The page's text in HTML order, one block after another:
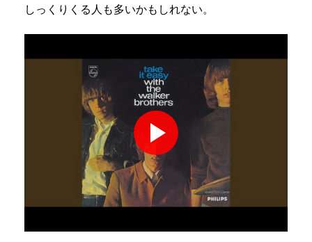
しっくりくる人も多いかもしれない。